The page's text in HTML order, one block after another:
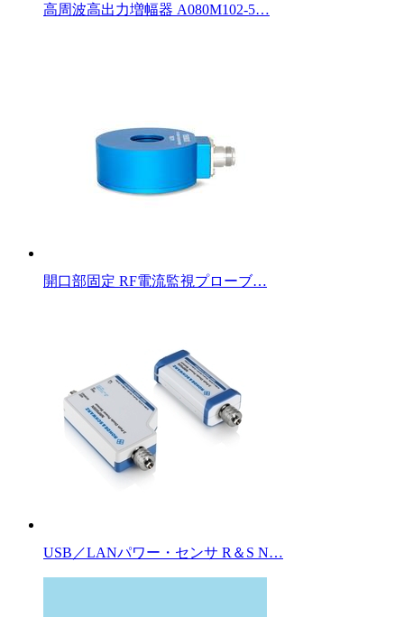
高周波高出力増幅器 A080M102-5…
開口部固定 RF電流監視プローブ…
USB／LANパワー・センサ R＆S N…